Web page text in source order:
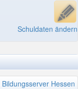
Schuldaten ändern
Bildungsserver Hessen